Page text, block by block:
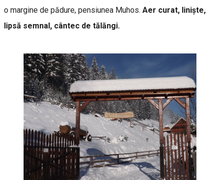
o margine de pădure, pensiunea Muhos. Aer curat, liniște,
lipsă semnal, cântec de tălăngi.